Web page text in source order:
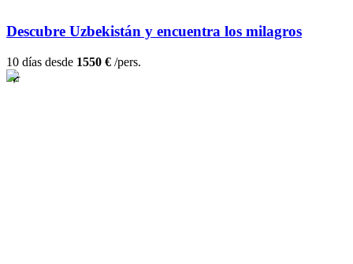
Descubre Uzbekistán y encuentra los milagros
10 días desde 1550 € /pers.